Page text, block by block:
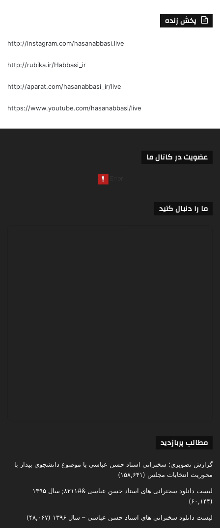
پخش زنده
http://instagram.com/hasanabbasi.live
http://rubika.ir/Habbasi_ir
http://aparat.com/hasanabbasi_ir/live
https://www.youtube.com/hasanabbasi/live
عضویت در کانال ما
ما را دنبال کنید
مطالب پربازدید
گزارش تصویری؛ سخنرانی استاد حسن عباسی با موضوع دانشجوی بیدار با
محوریت انتخابات مجلس (۱۵۸,۶۴۱)
لیست دانلود سخنرانی های استاد حسن عباسی &#۸۲۱۱; سال ۱۳۹۵
(۶۰,۱۴۴)
لیست دانلود سخنرانی های استاد حسن عباسی – سال ۱۳۹۶ (۴۸,۰۶۷)